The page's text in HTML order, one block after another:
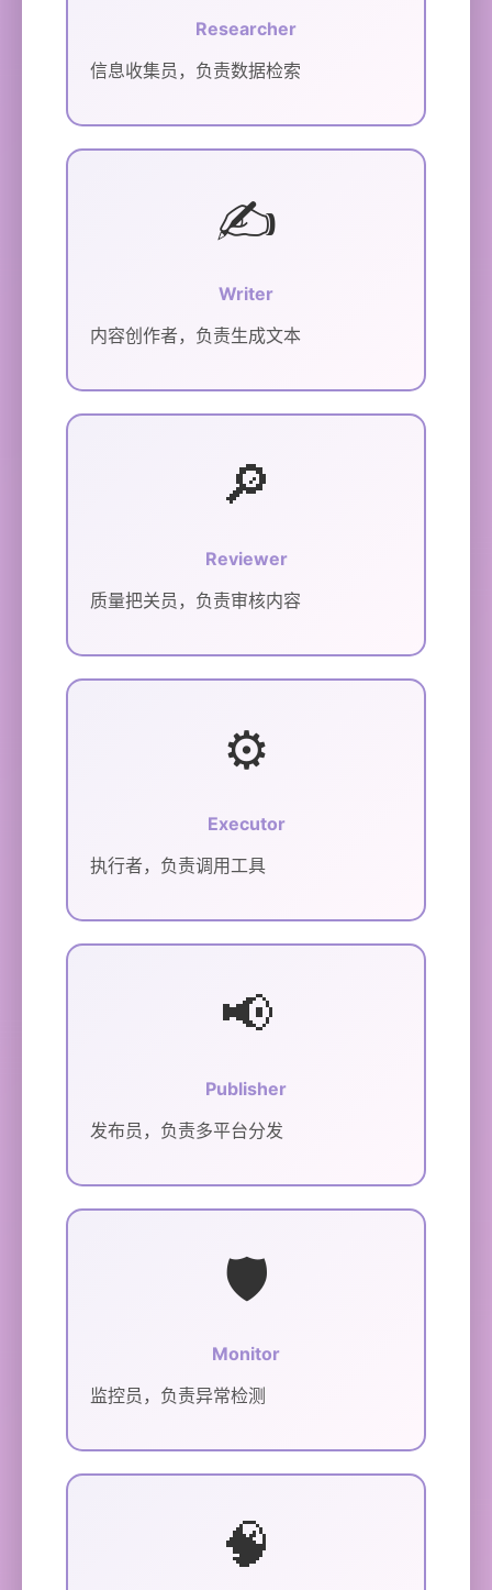
Researcher
信息收集员，负责数据检索
✍️
Writer
内容创作者，负责生成文本
🔎
Reviewer
质量把关员，负责审核内容
⚙️
Executor
执行者，负责调用工具
📢
Publisher
发布员，负责多平台分发
🛡️
Monitor
监控员，负责异常检测
🧠